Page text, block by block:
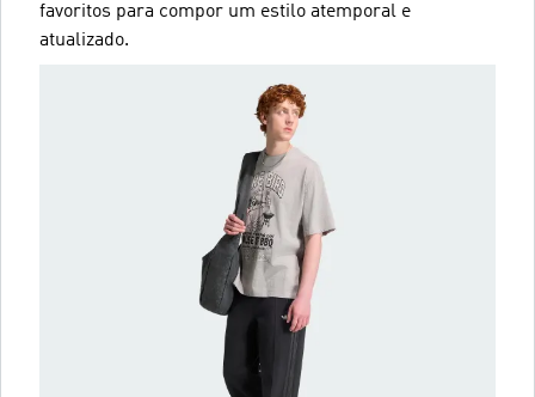
favoritos para compor um estilo atemporal e
atualizado.